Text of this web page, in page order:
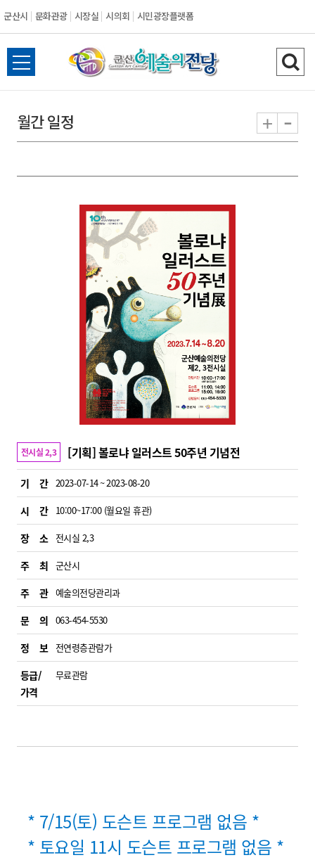
군산시 문화관광 시장실 시의회 시민광장플랫폼
군
산
전
체
뉴
열
검
색
기
월간 일정 + -
전시실 2,3 [기획] 볼로냐 일러스트 50주년 기념전
기 간 2023-07-14 ~ 2023-08-20
시 간 10:00~17:00 (월요일 휴관)
장 소 전시실 2,3
주 최 군산시
주 관 예술의전당관리과
문 의 063-454-5530
정 보 전연령층관람가
등급/
가격
무료관람
* 7/15(토) 도슨트 프로그램 없음 *
* 토요일 11시 도슨트 프로그램 없음 *